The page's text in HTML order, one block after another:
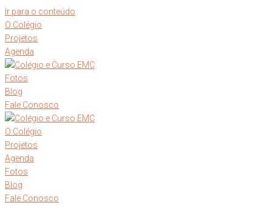
Ir para o conteúdo
O Colégio
Projetos
Agenda
Fotos
Blog
Fale Conosco
O Colégio
Projetos
Agenda
Fotos
Blog
Fale Conosco